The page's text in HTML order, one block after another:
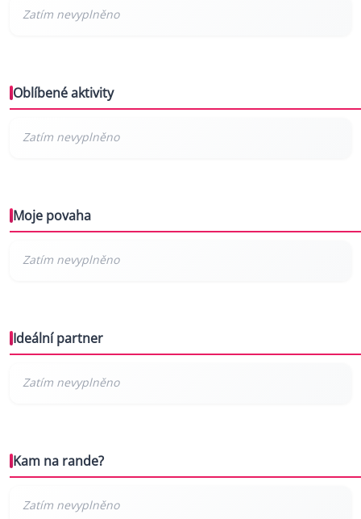
Oblíbené aktivity
Moje povaha
Ideální partner
Kam na rande?